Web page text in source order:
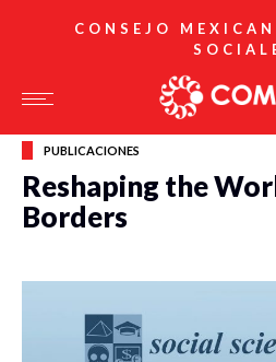
CONSEJO
PUBLICACIONES
Reshaping the
Borders